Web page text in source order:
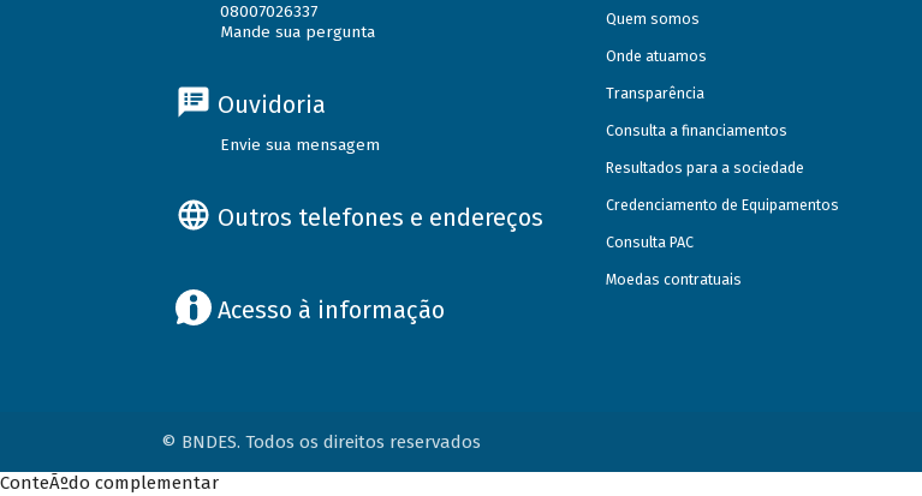
08007026337
Mande sua pergunta
Ouvidoria
Envie sua mensagem
Outros telefones e endereços
Acesso à informação
Quem somos
Onde atuamos
Transparência
Consulta a financiamentos
Resultados para a sociedade
Credenciamento de Equipamentos
Consulta PAC
Moedas contratuais
© BNDES. Todos os direitos reservados
ConteÃºdo complementar